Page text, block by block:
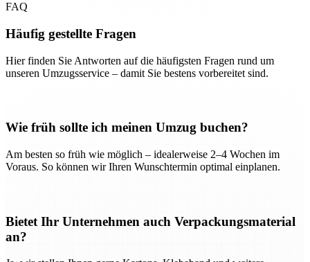
FAQ
Häufig gestellte Fragen
Hier finden Sie Antworten auf die häufigsten Fragen rund um
unseren Umzugsservice – damit Sie bestens vorbereitet sind.
Wie früh sollte ich meinen Umzug buchen?
Am besten so früh wie möglich – idealerweise 2–4 Wochen im
Voraus. So können wir Ihren Wunschtermin optimal einplanen.
Bietet Ihr Unternehmen auch Verpackungsmaterial
an?